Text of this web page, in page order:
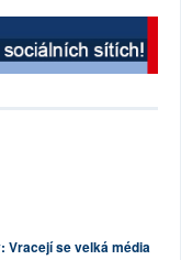
Vracejí se velká média